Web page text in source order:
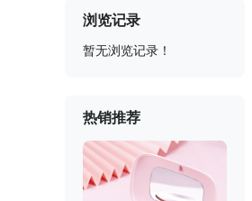
浏览记录
暂无浏览记录！
热销推荐